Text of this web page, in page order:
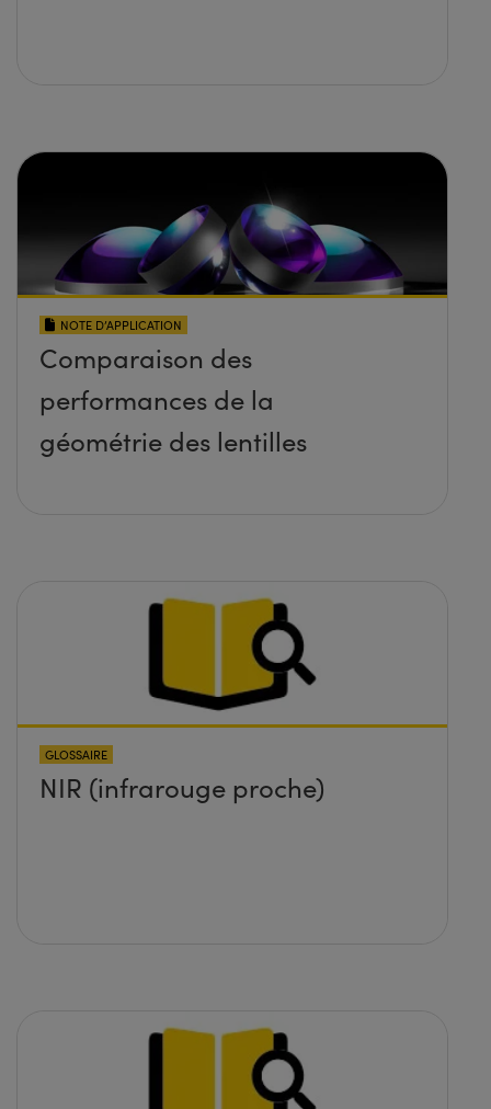
NOTE D’APPLICATION
Comparaison des
performances de la
géométrie des lentilles
GLOSSAIRE
NIR (infrarouge proche)